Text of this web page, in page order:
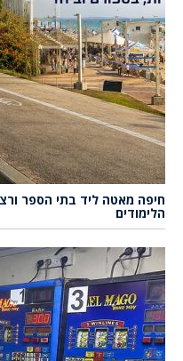
חיפה מאטה ליד בתי הספר
הלימודים